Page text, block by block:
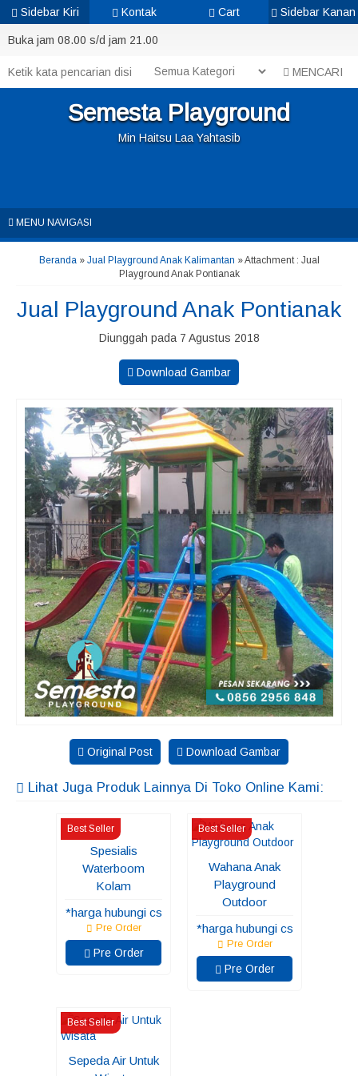
Buka jam 08.00 s/d jam 21.00
MENCARI
Semesta Playground
Min Haitsu Laa Yahtasib
MENU NAVIGASI
Beranda» Jual Playground Anak Kalimantan » Attachment : Jual
Playground Anak Pontianak
Jual Playground Anak Pontianak
Diunggah pada 7 Agustus 2018
Download Gambar
Original Post Download Gambar
Lihat Juga Produk Lainnya Di Toko Online Kami:
Best Seller
Spesialis
Waterboom
Kolam
*harga hubungi cs
Pre Order
Pre Order
Best Seller
Wahana Anak
Playground
Outdoor
*harga hubungi cs
Pre Order
Pre Order
Best Seller
Sepeda Air Untuk
Sidebar Kiri Kontak Cart Sidebar Kanan